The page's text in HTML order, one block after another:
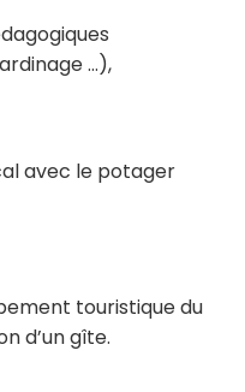
…),
avec le potager
touristique du
d’un gîte.